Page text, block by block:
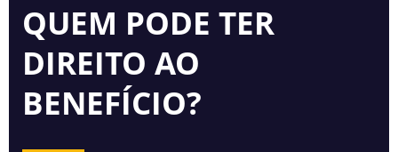
QUEM PODE TER
DIREITO AO
BENEFÍCIO?